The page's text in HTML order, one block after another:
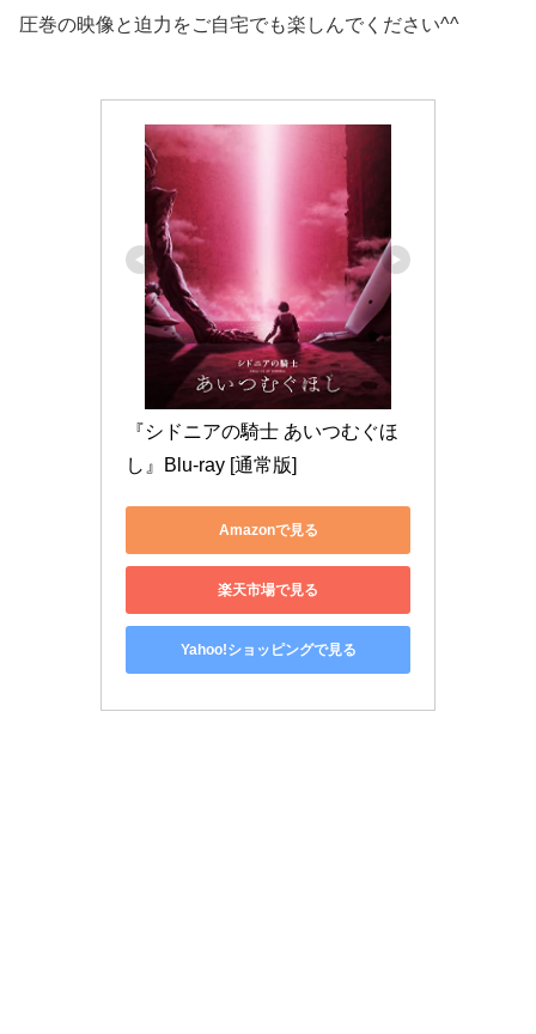
圧巻の映像と迫力をご自宅でも楽しんでください^^
『シドニアの騎士 あいつむぐほ
し』Blu-ray [通常版]
Amazonで見る
楽天市場で見る
Yahoo!ショッピングで見る